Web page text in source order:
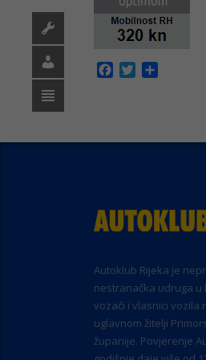
Facebook
Twitter
Autoklub Rijeka je
nestranačka udruga u
vozači i vlasnici vozila
uglavnom žitelji
županije. Povjerenje